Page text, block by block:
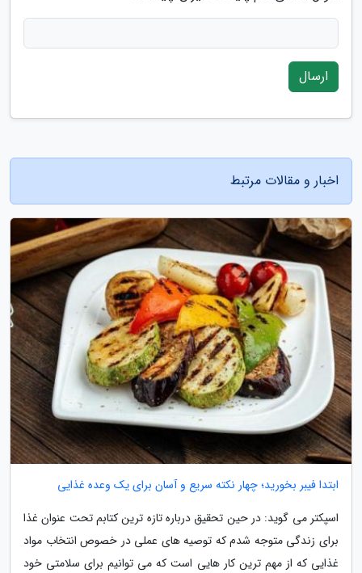
ارسال
اخبار و مقالات مرتبط
ابتدا فیبر بخورید؛ چهار نکته سریع و آسان برای یک وعده غذایی
اسپکتر می گوید: در حین تحقیق درباره تازه ترین کتابم تحت عنوان غذا
برای زندگی متوجه شدم که توصیه های عملی در خصوص انتخاب مواد
غذایی که از مهم ترین کار هایی است که می توانیم برای سلامتی خود